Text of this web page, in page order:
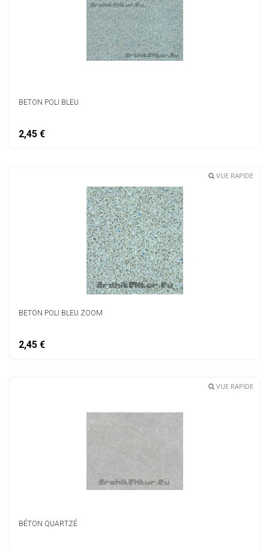
BETON POLI BLEU
2,45 €
VUE RAPIDE
BETON POLI BLEU ZOOM
2,45 €
VUE RAPIDE
BÉTON QUARTZÉ